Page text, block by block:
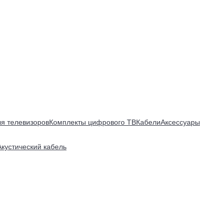
телевизоровКомплекты цифрового ТВКабелиАксессуары
кабель